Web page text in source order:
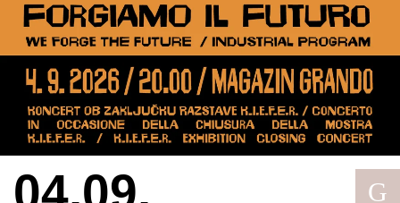
G